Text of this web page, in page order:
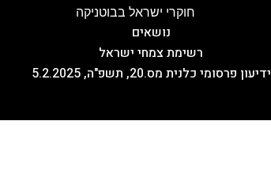
חוקרי ישראל בבוטניקה
נושאים
רשימת צמחי ישראל
ידיעון פרסומי כלנית מס.20, תשפ"ה, 5.2.2025